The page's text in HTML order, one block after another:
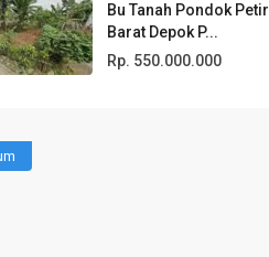
Bu Tanah Pondok Petir
Barat Depok P...
Rp. 550.000.000